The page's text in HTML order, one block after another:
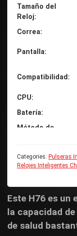
Tamaño del
Reloj
Correa
Pantalla
Compatibilidad
CPU
Batería
Método de
Altavoz
Micrófono
Bluetooth
App
NFC
Categories: Pulseras
Relojes Inteligentes
Este H76 es un
la capacidad
de salud